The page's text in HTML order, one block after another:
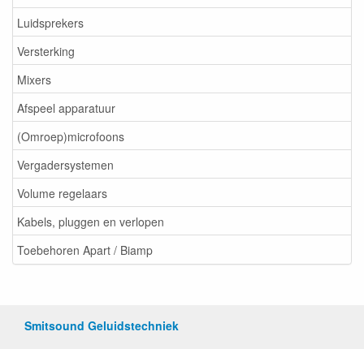
Luidsprekers
Versterking
Mixers
Afspeel apparatuur
(Omroep)microfoons
Vergadersystemen
Volume regelaars
Kabels, pluggen en verlopen
Toebehoren Apart / Biamp
Smitsound Geluidstechniek